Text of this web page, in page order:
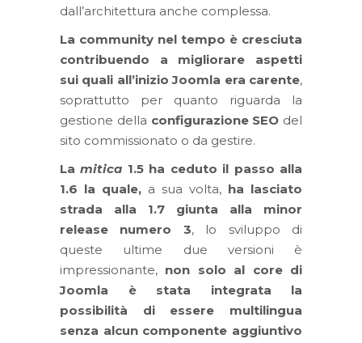
dall’architettura anche complessa.
La community nel tempo è cresciuta
contribuendo a migliorare aspetti
sui quali all’inizio Joomla era carente,
soprattutto per quanto riguarda la
gestione della configurazione SEO del
sito commissionato o da gestire.
Lamitica 1.5 ha ceduto il passo alla
1.6 la quale, a sua volta, ha lasciato
strada alla 1.7 giunta alla minor
release numero 3, lo sviluppo di
queste ultime due versioni è
impressionante, non solo al core di
Joomla è stata integrata la
possibilità di essere multilingua
senza alcun componente aggiuntivo